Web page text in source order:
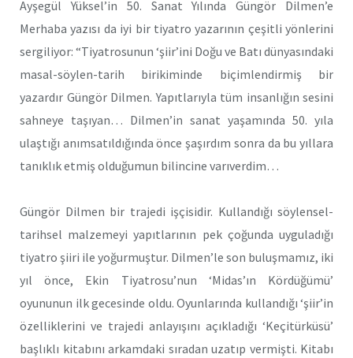
Ayşegül Yüksel’in 50. Sanat Yılında Güngör Dilmen’e
Merhaba yazısı da iyi bir tiyatro yazarının çeşitli yönlerini
sergiliyor: “Tiyatrosunun ‘şiir’ini Doğu ve Batı dünyasındaki
masal-söylen-tarih birikiminde biçimlendirmiş bir
yazardır Güngör Dilmen. Yapıtlarıyla tüm insanlığın sesini
sahneye taşıyan… Dilmen’in sanat yaşamında 50. yıla
ulaştığı anımsatıldığında önce şaşırdım sonra da bu yıllara
tanıklık etmiş olduğumun bilincine varıverdim…
Güngör Dilmen bir trajedi işçisidir. Kullandığı söylensel-
tarihsel malzemeyi yapıtlarının pek çoğunda uyguladığı
tiyatro şiiri ile yoğurmuştur. Dilmen’le son buluşmamız, iki
yıl önce, Ekin Tiyatrosu’nun ‘Midas’ın Kördüğümü’
oyununun ilk gecesinde oldu. Oyunlarında kullandığı ‘şiir’in
özelliklerini ve trajedi anlayışını açıkladığı ‘Keçitürküsü’
başlıklı kitabını arkamdaki sıradan uzatıp vermişti. Kitabı